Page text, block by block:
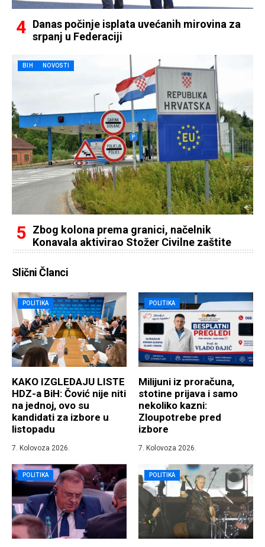
Danas počinje isplata uvećanih mirovina za
srpanj u Federaciji
BIH NOVOSTI
Zbog kolona prema granici, načelnik
Konavala aktivirao Stožer Civilne zaštite
Slični Članci
POLITIKA
KAKO IZGLEDAJU LISTE
HDZ-a BiH: Čović nije niti
na jednoj, ovo su
kandidati za izbore u
listopadu
7. Kolovoza 2026.
POLITIKA
Milijuni iz proračuna,
stotine prijava i samo
nekoliko kazni:
Zloupotrebe pred
izbore
7. Kolovoza 2026.
POLITIKA POLITIKA